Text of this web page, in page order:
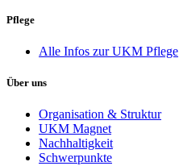
Pflege
Alle Infos zur UKM Pflege
Über uns
Organisation & Struktur
UKM Magnet
Nachhaltigkeit
Schwerpunkte